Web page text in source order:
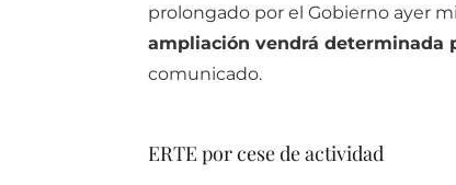
prolongado por el Gobierno ayer
ampliación vendrá determinada
comunicado.
ERTE por cese de actividad